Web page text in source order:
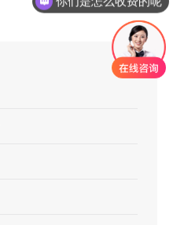
现在有优惠活动吗